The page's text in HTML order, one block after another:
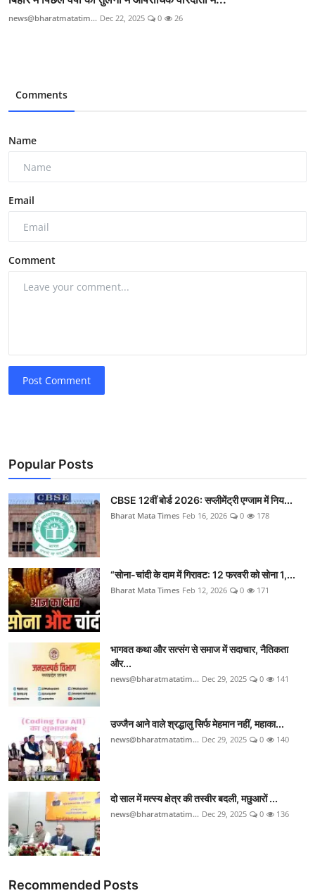
news@bharatmatatim... Dec 22, 2025 0 26
Comments
Name
Email
Comment
Post Comment
Popular Posts
CBSE 12वीं बोर्ड 2026: सप्लीमेंट्री एग्जाम में निय...
Bharat Mata Times Feb 16, 2026 0 178
“सोना-चांदी के दाम में गिरावट: 12 फरवरी को सोना 1,...
Bharat Mata Times Feb 12, 2026 0 171
भागवत कथा और सत्संग से समाज में सदाचार, नैतिकता
और...
news@bharatmatatim... Dec 29, 2025 0 141
उज्जैन आने वाले श्रद्धालु सिर्फ मेहमान नहीं, महाका...
news@bharatmatatim... Dec 29, 2025 0 140
दो साल में मत्स्य क्षेत्र की तस्वीर बदली, मछुआरों ...
news@bharatmatatim... Dec 29, 2025 0 136
Recommended Posts